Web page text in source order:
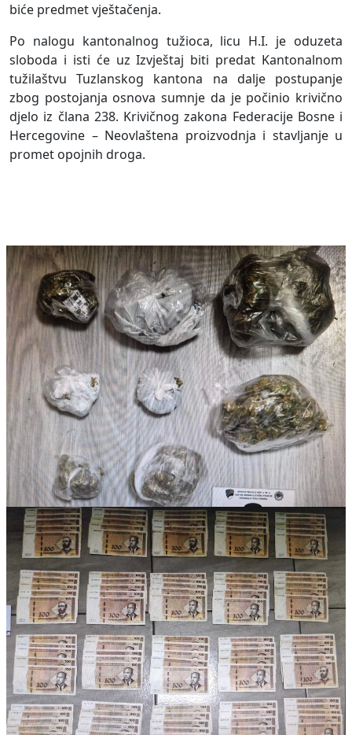
biće predmet vještačenja.
Po nalogu kantonalnog tužioca, licu H.I. je oduzeta
sloboda i isti će uz Izvještaj biti predat Kantonalnom
tužilaštvu Tuzlanskog kantona na dalje postupanje
zbog postojanja osnova sumnje da je počinio krivično
djelo iz člana 238. Krivičnog zakona Federacije Bosne i
Hercegovine – Neovlaštena proizvodnja i stavljanje u
promet opojnih droga.